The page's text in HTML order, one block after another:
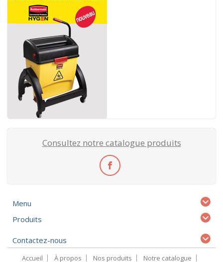
Consultez notre catalogue produits
Menu
Produits
Contactez-nous
Accueil À propos Nos produits Notre catalogue